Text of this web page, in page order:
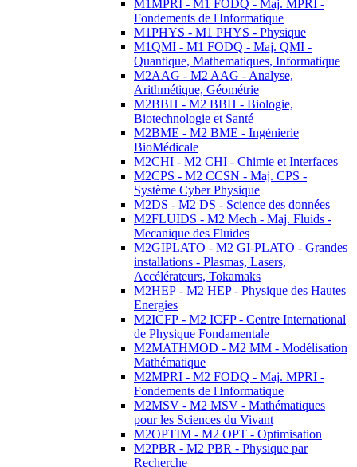
M1MPRI - M1 FODQ - Maj. MPRI -
Fondements de l'Informatique
M1PHYS - M1 PHYS - Physique
M1QMI - M1 FODQ - Maj. QMI -
Quantique, Mathematiques, Informatique
M2AAG - M2 AAG - Analyse,
Arithmétique, Géométrie
M2BBH - M2 BBH - Biologie,
Biotechnologie et Santé
M2BME - M2 BME - Ingénierie
BioMédicale
M2CHI - M2 CHI - Chimie et Interfaces
M2CPS - M2 CCSN - Maj. CPS -
Système Cyber Physique
M2DS - M2 DS - Science des données
M2FLUIDS - M2 Mech - Maj. Fluids -
Mecanique des Fluides
M2GIPLATO - M2 GI-PLATO - Grandes
installations - Plasmas, Lasers,
Accélérateurs, Tokamaks
M2HEP - M2 HEP - Physique des Hautes
Energies
M2ICFP - M2 ICFP - Centre International
de Physique Fondamentale
M2MATHMOD - M2 MM - Modélisation
Mathématique
M2MPRI - M2 FODQ - Maj. MPRI -
Fondements de l'Informatique
M2MSV - M2 MSV - Mathématiques
pour les Sciences du Vivant
M2OPTIM - M2 OPT - Optimisation
M2PBR - M2 PBR - Physique par
Recherche